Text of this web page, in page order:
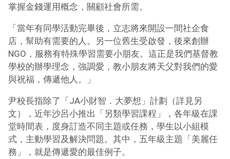
掌握金錢運用概念，關顧社會所需。
「當年有同學活動完畢後，立志將來開設一間社企食
店，幫助有需要的人。另一位舊生受啟發，後來創辦
NGO，服務有特殊學習需要小朋友。這正是我們基督教
學校的辦學理念，強調愛，教小朋友將天父對我們的愛
與祝福，傳遞他人。」
尹校長指除了「JA小財智．大夢想」計劃（詳見另
文），近年沙呂小推出「另類學習課程」，各年級在課
堂時間表，度身訂造不同主題或任務，學生以小組模
式，主動學習及解決問題。其中，五年級主題「美麗任
務」，就是傳遞愛的最佳例子。